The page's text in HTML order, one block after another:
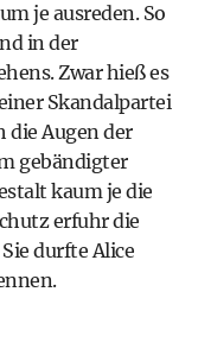
je ausreden. So
in der
Zwar hieß es
Skandalpartei
die Augen der
gebändigter
kaum je die
erfuhr die
durfte Alice